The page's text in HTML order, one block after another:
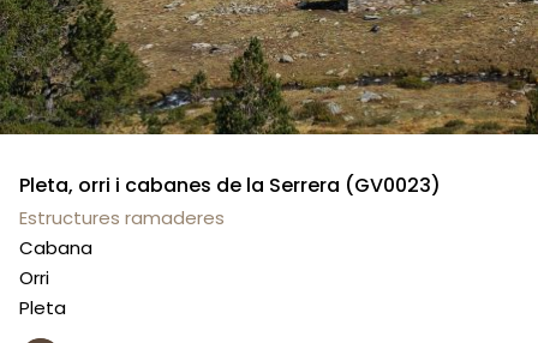
Pleta, orri i cabanes de la Serrera (GV0023)
Estructures ramaderes
Cabana
Orri
Pleta